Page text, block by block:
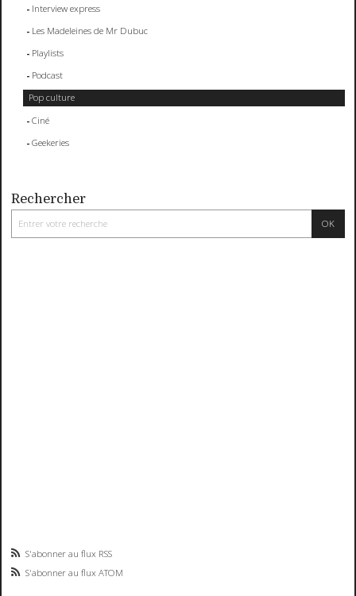
Interview express
Les Madeleines de Mr Dubuc
Playlists
Podcast
Pop culture
Ciné
Geekeries
Rechercher
S'abonner au flux RSS
S'abonner au flux ATOM